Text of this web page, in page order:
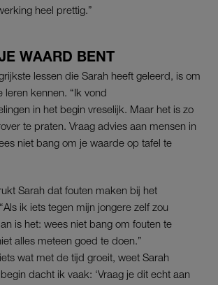
heel prettig.”
WAARD BENT
lessen die Sarah heeft geleerd, is om
leren kennen. “Ik vond
in het begin vreselijk. Maar het is zo
te praten. Vraag advies aan mensen in
niet bang om je waarde op tafel te
Sarah dat fouten maken bij het
ik iets tegen mijn jongere zelf zou
is het: wees niet bang om fouten te
alles meteen goed te doen.”
wat met de tijd groeit, weet Sarah
dacht ik vaak: ‘Vraag je dit echt aan